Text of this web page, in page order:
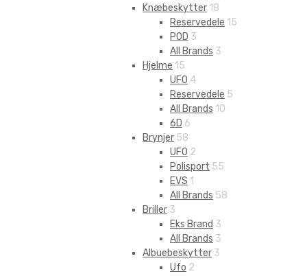
Knæbeskytter 18
Reservedele 15
POD 3
All Brands 3
Hjelme 15
UFO 4
Reservedele 5
All Brands 10
6D 6
Brynjer 58
UFO 2
Polisport 55
EVS 1
All Brands 58
Briller 3
Eks Brand 3
All Brands 3
Albuebeskytter 3
Ufo 2